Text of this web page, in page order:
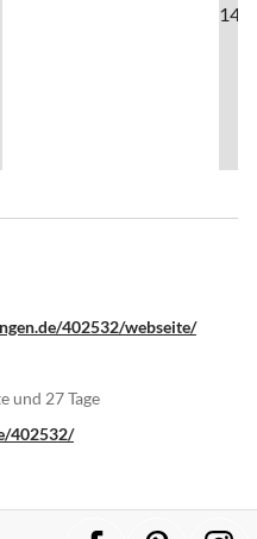
402532/webseite/
und 27 Tage
402532/